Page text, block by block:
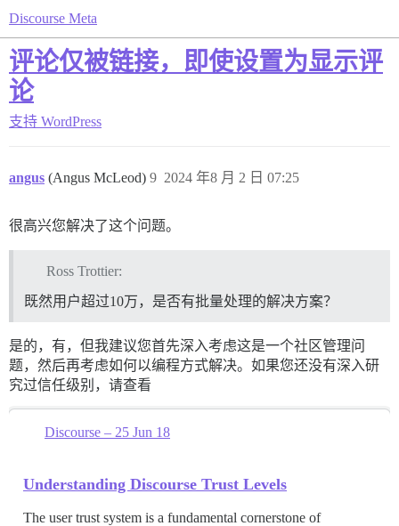
Discourse Meta
评论仅被链接，即使设置为显示评
论
支持 WordPress
angus (Angus McLeod) 2024 年8 月 2 日 07:25
9
很高兴您解决了这个问题。
Ross Trottier:
既然用户超过10万，是否有批量处理的解决方案？
是的，有，但我建议您首先深入考虑这是一个社区管理问
题，然后再考虑如何以编程方式解决。如果您还没有深入研
究过信任级别，请查看
Discourse – 25 Jun 18
Understanding Discourse Trust Levels
The user trust system is a fundamental cornerstone of